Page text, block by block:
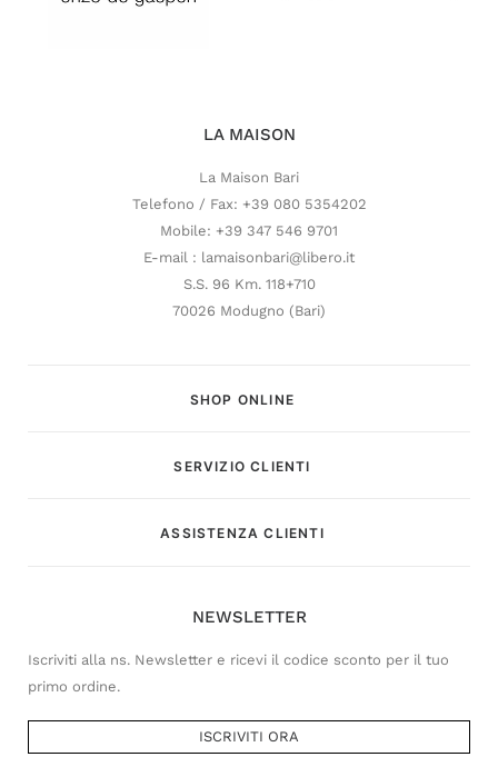
LA MAISON
La Maison Bari
Telefono / Fax: +39 080 5354202
Mobile: +39 347 546 9701
E-mail : lamaisonbari@libero.it
S.S. 96 Km. 118+710
70026 Modugno (Bari)
SHOP ONLINE
SERVIZIO CLIENTI
ASSISTENZA CLIENTI
NEWSLETTER
Iscriviti alla ns. Newsletter e ricevi il codice sconto per il tuo
primo ordine.
ISCRIVITI ORA
Customer Service